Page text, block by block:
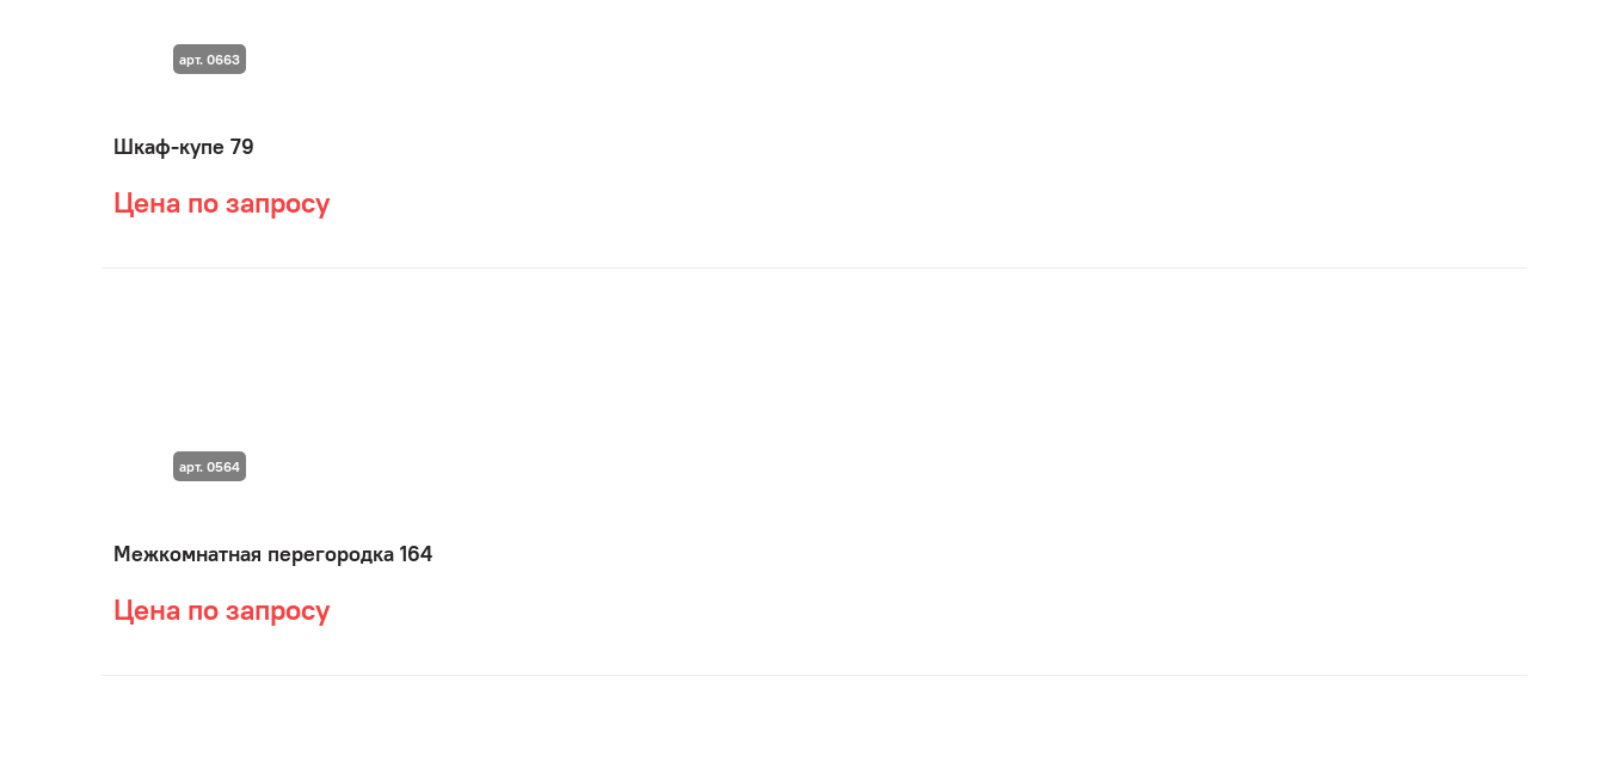
Шкаф-купе 79
Цена по запросу
арт. 0663
Межкомнатная перегородка 164
Цена по запросу
арт. 0564